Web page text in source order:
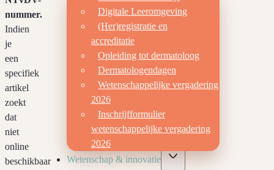
Digitale Leeromgeving
(Her)registratie en
accreditatie
Opleiding tot dermatoloog
Dermatologendagen
Wetenschappelijke vergadering
2026
Inschrijfformulier
wetenschappelijke vergadering
2026
Wetenschap & innovatie
nummer.
Indien
je
een
specifiek
artikel
zoekt
dat
niet
online
beschikbaar